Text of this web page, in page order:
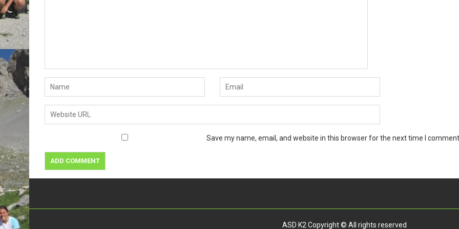
Save my name, email, and website in this browser for the next time I
ASD K2 Copyright © All rights reserved